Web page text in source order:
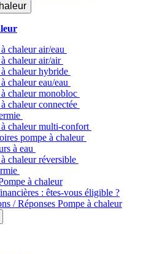
chaleur air/eau
chaleur air/air
chaleur hybride
chaleur​ eau/eau
chaleur monobloc
chaleur connectée
chaleur multi-confort
pompe à chaleur
à eau
chaleur réversible
à chaleur
: êtes-vous éligible ?
/ Réponses Pompe à chaleur